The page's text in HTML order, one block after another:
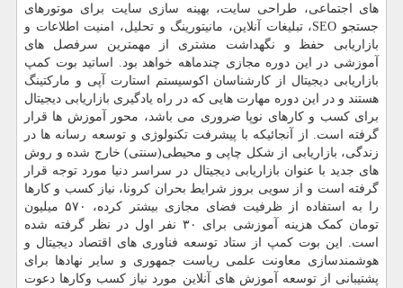
های اجتماعی، طراحی سایت، بهینه سازی سایت برای موتورهای
جستجو SEO، تبلیغات آنلاین، مانیتورینگ و تحلیل، امنیت اطلاعات و
بازاریابی حفظ و نگهداشت مشتری از مهمترین سرفصل های
آموزشی در این دوره مجازی چندماهه خواهد بود. اساتید بوت کمپ
بازاریابی دیجیتال از کارشناسان اکوسیستم استارت آپی و مارکتینگ
هستند و در این دوره مهارت هایی که در راه یادگیری بازاریابی دیجیتال
برای کسب و کارهای نوپا ضروری می باشد، محور آموزش ها قرار
گرفته است. از آنجائیکه با پیشرفت تکنولوژی و توسعه رسانه ها در
زندگی، بازاریابی از شکل چاپی و محیطی(سنتی) خارج شده و روش
های جدید با عنوان بازاریابی دیجیتال در سراسر دنیا مورد توجه قرار
گرفته است و از سویی بروز شرایط بحران کرونا، نیاز کسب و کارها
را به استفاده از ظرفیت فضای مجازی بیشتر کرده، ۵۷۰ میلیون
تومان کمک هزینه آموزشی برای ۳۰ نفر اول در نظر گرفته شده
است. این بوت کمپ از ستاد توسعه فناوری های اقتصاد دیجیتال و
هوشمندسازی معاونت علمی ریاست جمهوری و سایر نهادها برای
پشتیبانی از توسعه آموزش های آنلاین مورد نیاز کسب وکارها دعوت